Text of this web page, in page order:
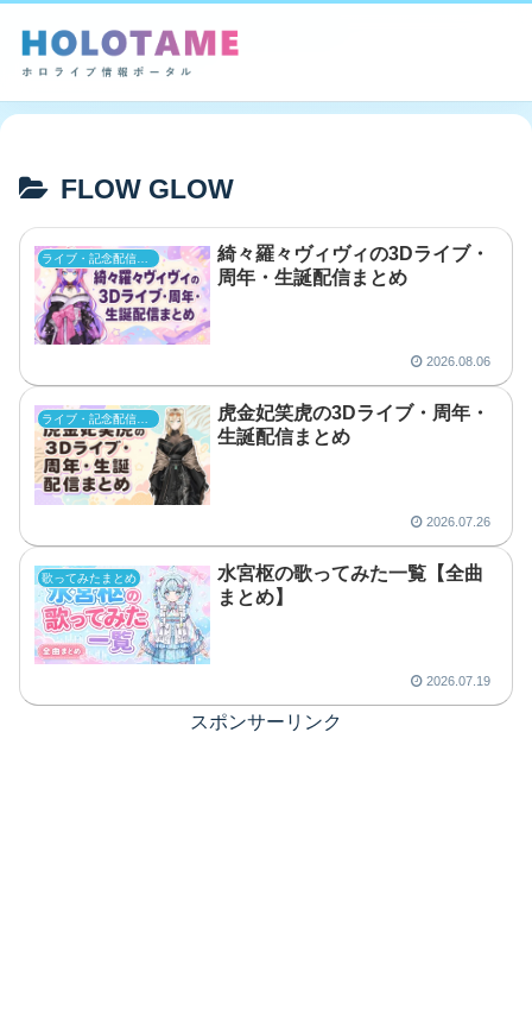
FLOW GLOW
ライブ・記念配信まとめ
綺々羅々ヴィヴィの3Dライブ・
周年・生誕配信まとめ
2026.08.06
虎金妃笑虎の3Dライブ・周年・
生誕配信まとめ
2026.07.26
歌ってみたまとめ
水宮枢の歌ってみた一覧【全曲
まとめ】
2026.07.19
スポンサーリンク